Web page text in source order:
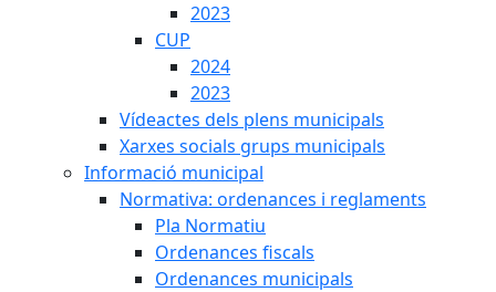
2023
CUP
2024
2023
Vídeactes dels plens municipals
Xarxes socials grups municipals
Informació municipal
Normativa: ordenances i reglaments
Pla Normatiu
Ordenances fiscals
Ordenances municipals